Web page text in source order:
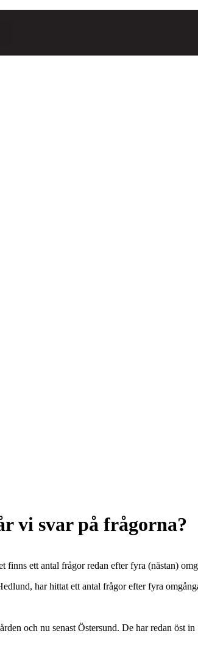
vi svar på frågorna?
ett antal frågor redan efter fyra (nästan)
har hittat ett antal frågor efter fyra
och nu senast Östersund. De har redan öst